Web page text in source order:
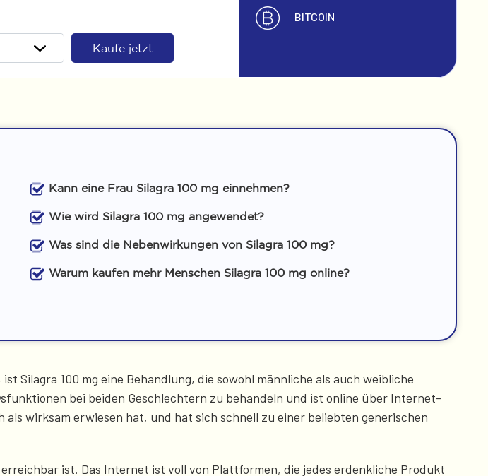
Kaufe jetzt
BITCOIN
Kann eine Frau Silagra 100 mg einnehmen?
Wie wird Silagra 100 mg angewendet?
Was sind die Nebenwirkungen von Silagra 100 mg?
Warum kaufen mehr Menschen Silagra 100 mg online?
Silagra 100 mg eine Behandlung, die sowohl männliche als auch weibliche
bei beiden Geschlechtern zu behandeln und ist online über Internet-
wirksam erwiesen hat, und hat sich schnell zu einer beliebten generischen
ist. Das Internet ist voll von Plattformen, die jedes erdenkliche Produkt